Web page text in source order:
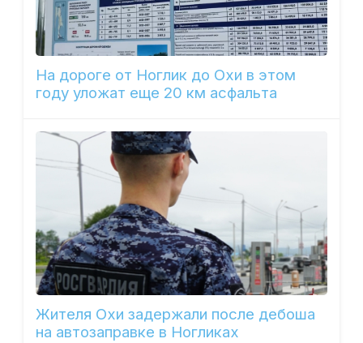
На дороге от Ноглик до Охи в этом
году уложат еще 20 км асфальта
Жителя Охи задержали после дебоша
на автозаправке в Ногликах